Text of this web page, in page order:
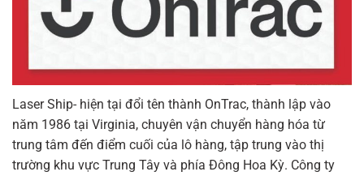
Laser Ship- hiện tại đổi tên thành OnTrac, thành lập vào
năm 1986 tại Virginia, chuyên vận chuyển hàng hóa từ
trung tâm đến điểm cuối của lô hàng, tập trung vào thị
trường khu vực Trung Tây và phía Đông Hoa Kỳ. Công ty